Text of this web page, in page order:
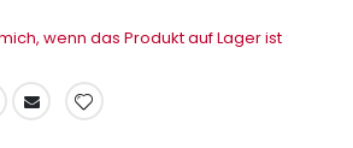
wenn das Produkt auf Lager ist